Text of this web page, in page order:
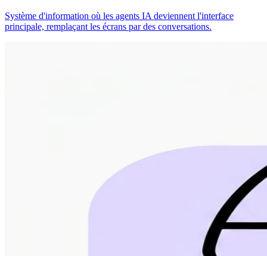
Système d'information où les agents IA deviennent l'interface
principale, remplaçant les écrans par des conversations.